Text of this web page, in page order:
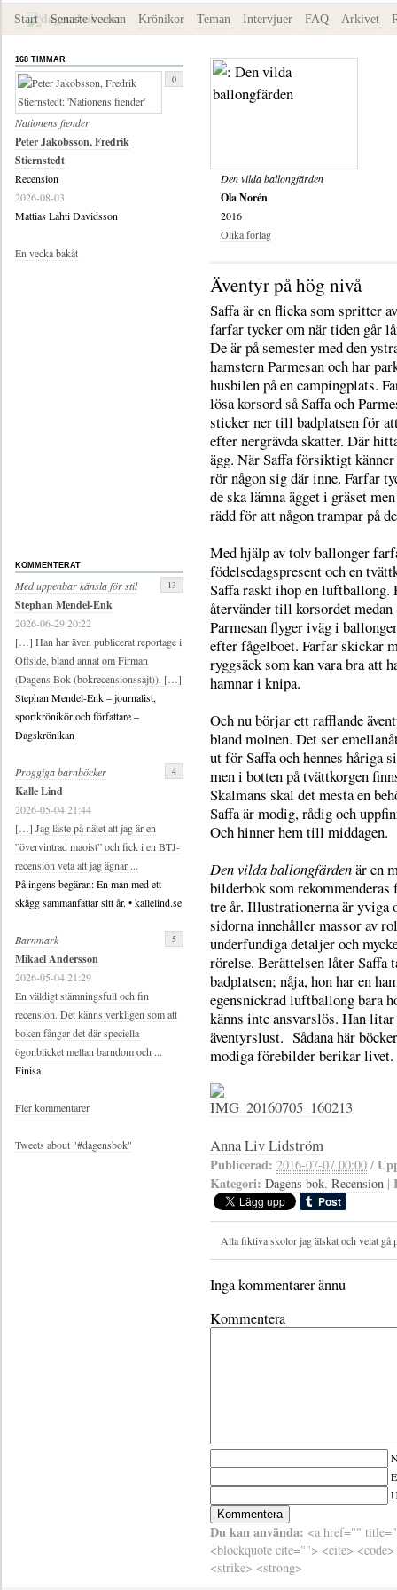
Start Senaste veckan Krönikor Teman Intervjuer FAQ Arkivet
Den vilda ballongfärden
Ola Norén
2016
Olika förlag
Äventyr på hög nivå
Saffa är en flicka som spritter
farfar tycker om när tiden går
De är på semester med den
hamstern Parmesan och har
husbilen på en campingplats.
lösa korsord så Saffa och
sticker ner till badplatsen för
efter nergrävda skatter. Där
ägg. När Saffa försiktigt
rör någon sig där inne. Farfar
de ska lämna ägget i gräset
rädd för att någon trampar på
Med hjälp av tolv ballonger
födelsedagspresent och en
Saffa raskt ihop en luftballong.
återvänder till korsordet medan
Parmesan flyger iväg i
efter fågelboet. Farfar skickar
ryggsäck som kan vara bra att
hamnar i knipa.
Och nu börjar ett rafflande
bland molnen. Det ser
ut för Saffa och hennes håriga
men i botten på tvättkorgen
Skalmans skal det mesta en
Saffa är modig, rådig och
Och hinner hem till middagen.
Den vilda ballongfärdenär en
bilderbok som rekommenderas
tre år. Illustrationerna är yviga
sidorna innehåller massor av
underfundiga detaljer och
rörelse. Berättelsen låter Saffa
badplatsen; nåja, hon har en
egensnickrad luftballong bara
känns inte ansvarslös. Han litar
äventyrslust. Sådana här
modiga förebilder berikar livet.
Anna Liv Lidström
Publicerad: 2016-07-07 00:00 /
Kategori: Dagens bok, Recension |
Alla fiktiva skolor jag älskat och velat gå
Inga kommentarer ännu
Kommentera
Du kan använda: <a href=""
<blockquote cite=""> <cite>
<strike> <strong>
168 TIMMAR
Nationens fiender
Peter Jakobsson, Fredrik
Stiernstedt
Recension
2026-08-03
Mattias Lahti Davidsson
0
En vecka bakåt
KOMMENTERAT
Med uppenbar känsla för stil
Stephan Mendel-Enk
2026-06-29 20:22
[…] Han har även publicerat reportage i
Offside, bland annat om Firman
(Dagens Bok (bokrecensionssajt)). […]
Stephan Mendel-Enk – journalist,
sportkrönikör och författare –
Dagskrönikan
13
Proggiga barnböcker
Kalle Lind
2026-05-04 21:44
[…] Jag läste på nätet att jag är en
”övervintrad maoist” och fick i en BTJ-
recension veta att jag ägnar ...
På ingens begäran: En man med ett
skägg sammanfattar sitt år. • kallelind.se
4
Barnmark
Mikael Andersson
2026-05-04 21:29
En väldigt stämningsfull och fin
recension. Det känns verkligen som att
boken fångar det där speciella
ögonblicket mellan barndom och ...
Finisa
5
Fler kommentarer
Tweets about "#dagensbok"